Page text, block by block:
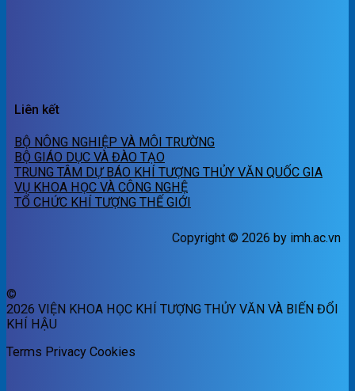
Liên kết
BỘ NÔNG NGHIỆP VÀ MÔI TRƯỜNG
BỘ GIÁO DỤC VÀ ĐÀO TẠO
TRUNG TÂM DỰ BÁO KHÍ TƯỢNG THỦY VĂN QUỐC GIA
VỤ KHOA HỌC VÀ CÔNG NGHỆ
TỔ CHỨC KHÍ TƯỢNG THẾ GIỚI
Copyright © 2026 by imh.ac.vn
©
2026 VIỆN KHOA HỌC KHÍ TƯỢNG THỦY VĂN VÀ BIẾN ĐỔI
KHÍ HẬU
Terms Privacy Cookies